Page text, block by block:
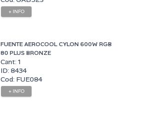
+ INFO
FUENTE AEROCOOL CYLON 600W RGB
80 PLUS BRONZE
Cant: 1
ID: 8434
Cod: FUE084
+ INFO